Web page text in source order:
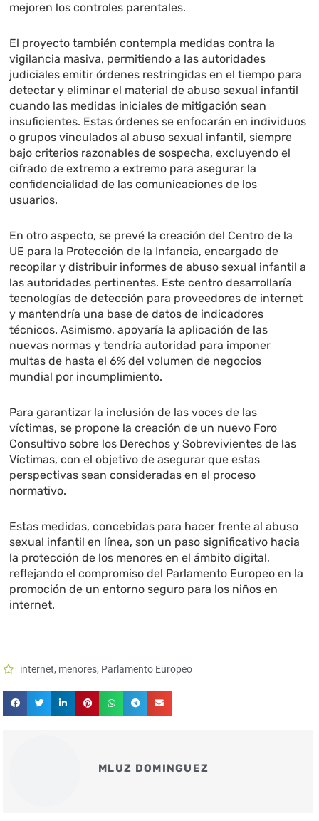
mejoren los controles parentales.
El proyecto también contempla medidas contra la
vigilancia masiva, permitiendo a las autoridades
judiciales emitir órdenes restringidas en el tiempo para
detectar y eliminar el material de abuso sexual infantil
cuando las medidas iniciales de mitigación sean
insuficientes. Estas órdenes se enfocarán en individuos
o grupos vinculados al abuso sexual infantil, siempre
bajo criterios razonables de sospecha, excluyendo el
cifrado de extremo a extremo para asegurar la
confidencialidad de las comunicaciones de los
usuarios.
En otro aspecto, se prevé la creación del Centro de la
UE para la Protección de la Infancia, encargado de
recopilar y distribuir informes de abuso sexual infantil a
las autoridades pertinentes. Este centro desarrollaría
tecnologías de detección para proveedores de internet
y mantendría una base de datos de indicadores
técnicos. Asimismo, apoyaría la aplicación de las
nuevas normas y tendría autoridad para imponer
multas de hasta el 6% del volumen de negocios
mundial por incumplimiento.
Para garantizar la inclusión de las voces de las
víctimas, se propone la creación de un nuevo Foro
Consultivo sobre los Derechos y Sobrevivientes de las
Víctimas, con el objetivo de asegurar que estas
perspectivas sean consideradas en el proceso
normativo.
Estas medidas, concebidas para hacer frente al abuso
sexual infantil en línea, son un paso significativo hacia
la protección de los menores en el ámbito digital,
reflejando el compromiso del Parlamento Europeo en la
promoción de un entorno seguro para los niños en
internet.
internet, menores, Parlamento Europeo
MLUZ DOMINGUEZ